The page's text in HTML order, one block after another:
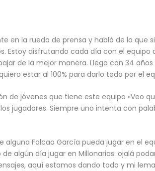
en la rueda de prensa y habló de lo que
Estoy disfrutando cada día con el
de la mejor manera. Llego con 34
estar al 100% para darlo todo por el
de jóvenes que tiene este equipo «Veo
jugadores. Siempre uno intenta con
Falcao García pueda jugar en el
algún día jugar en Millonarios: ojalá
aquí estamos dando todo y mi lema